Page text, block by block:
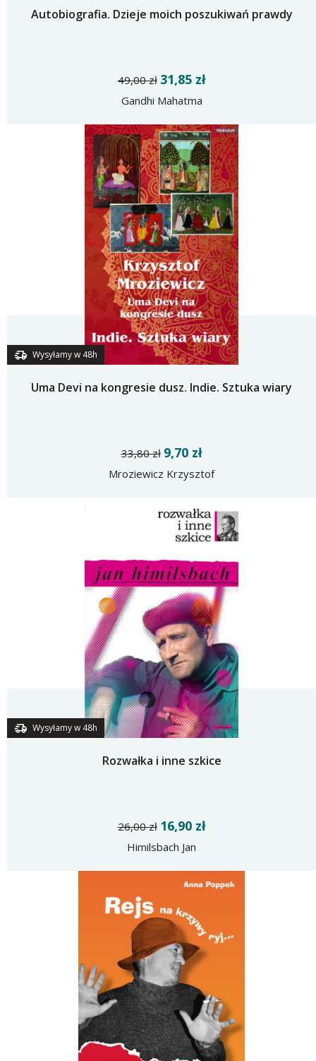
Autobiografia. Dzieje moich poszukiwań prawdy
49,00 zł 31,85 zł
Gandhi Mahatma
Wysyłamy w 48h
Uma Devi na kongresie dusz. Indie. Sztuka wiary
33,80 zł 9,70 zł
Mroziewicz Krzysztof
Wysyłamy w 48h
Rozwałka i inne szkice
26,00 zł 16,90 zł
Himilsbach Jan